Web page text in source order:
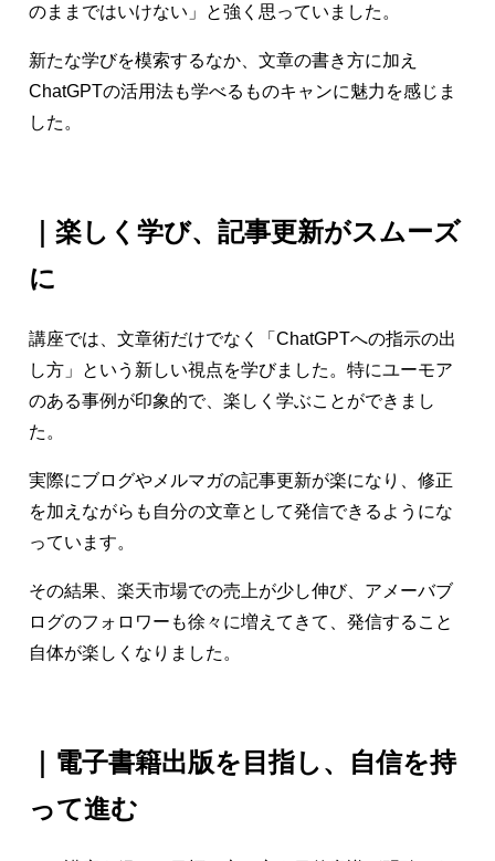
のままではいけない」と強く思っていました。
新たな学びを模索するなか、文章の書き方に加え
ChatGPTの活用法も学べるものキャンに魅力を感じま
した。
楽しく学び、記事更新がスムーズ
に
講座では、文章術だけでなく「ChatGPTへの指示の出
し方」という新しい視点を学びました。特にユーモア
のある事例が印象的で、楽しく学ぶことができまし
た。
実際にブログやメルマガの記事更新が楽になり、修正
を加えながらも自分の文章として発信できるようにな
っています。
その結果、楽天市場での売上が少し伸び、アメーバブ
ログのフォロワーも徐々に増えてきて、発信すること
自体が楽しくなりました。
電子書籍出版を目指し、自信を持
って進む